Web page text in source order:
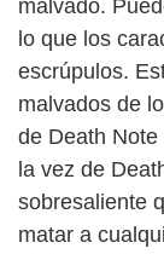
malvado.
lo que los
escrúpulos.
malvados de
de Death
la vez de
sobresaliente
matar a